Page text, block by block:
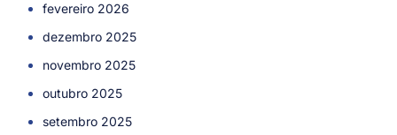
fevereiro 2026
dezembro 2025
novembro 2025
outubro 2025
setembro 2025